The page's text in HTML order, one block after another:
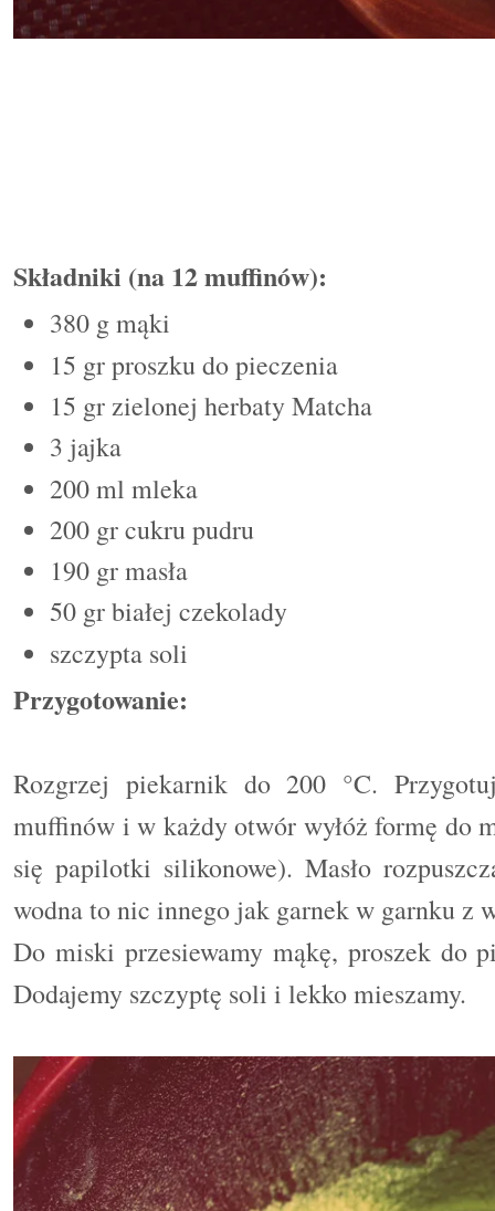
Składniki (na 12 muffinów):
380 g mąki
15 gr proszku do pieczenia
15 gr zielonej herbaty Matcha
3 jajka
200 ml mleka
200 gr cukru pudru
190 gr masła
50 gr białej czekolady
szczypta soli
Przygotowanie:
Rozgrzej piekarnik do 200 °C.
muffinów i w każdy otwór wyłóż formę do
się papilotki silikonowe). Masło
wodna to nic innego jak garnek w garnku z
Do miski przesiewamy mąkę, proszek do
Dodajemy szczyptę soli i lekko mieszamy.